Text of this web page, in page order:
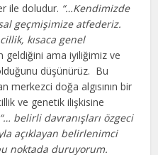
ile doludur. “…Kendimizde
geçmişimize atfederiz.
kısaca genel
geldiğini ama iyiliğimiz ve
düşünürüz. Bu
merkezci doğa algısının bir
ve genetik ilişkisine
“… belirli davranışları özgeci
açıklayan belirlenimci
noktada duruyorum.